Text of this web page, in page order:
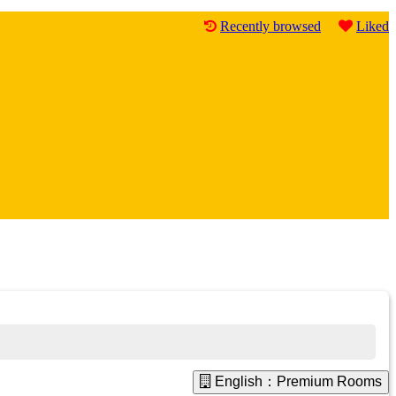
Recently browsed Liked
English：Premium Rooms